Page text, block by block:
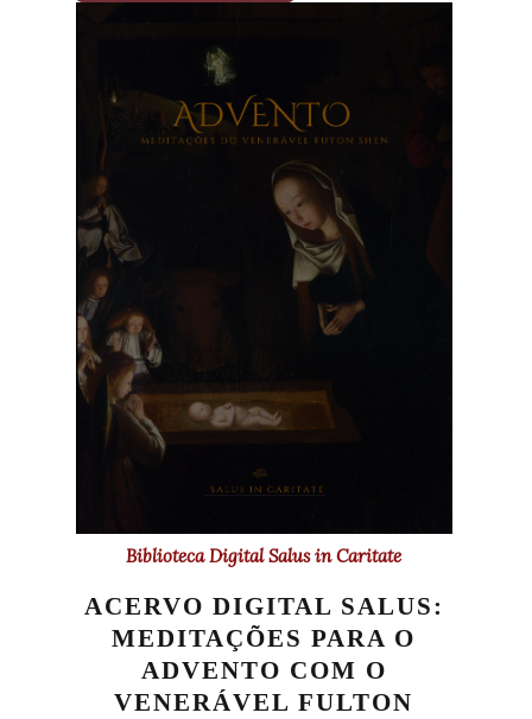
Biblioteca Digital Salus in Caritate
ACERVO DIGITAL SALUS:
MEDITAÇÕES PARA O
ADVENTO COM O
VENERÁVEL FULTON